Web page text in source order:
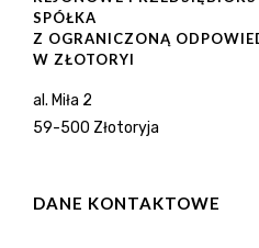
SPÓŁKA
Z OGRANICZONĄ
W ZŁOTORYI
al. Miła 2
59-500 Złotoryja
DANE KONTAKTOWE